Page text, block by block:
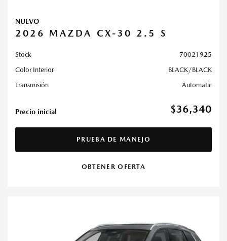
NUEVO
2026 MAZDA CX-30 2.5 S
Stock
70021925
Color Interior
BLACK/BLACK
Transmisión
Automatic
Precio inicial $36,340
PRUEBA DE MANEJO
OBTENER OFERTA